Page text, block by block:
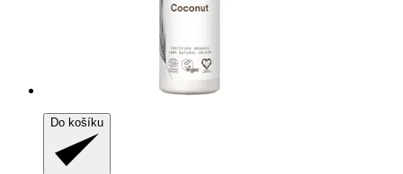
Do košíku